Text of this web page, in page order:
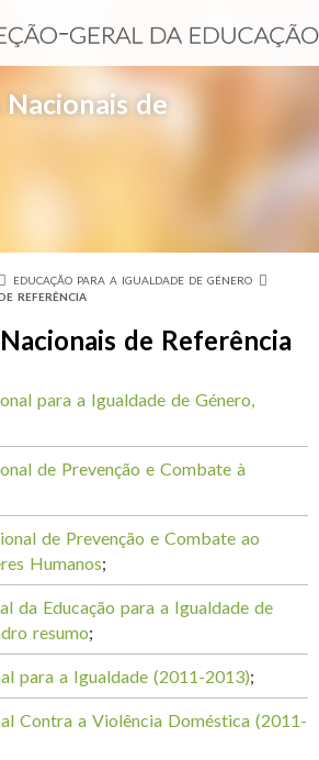
de
EDUCAÇÃO PARA A IGUALDADE DE GÉNERO
REFERÊNCIA
de Referência
para a Igualdade de Género,
de Prevenção e Combate à
de Prevenção e Combate ao
Humanos;
da Educação para a Igualdade de
resumo;
para a Igualdade (2011-2013);
Contra a Violência Doméstica (2011-